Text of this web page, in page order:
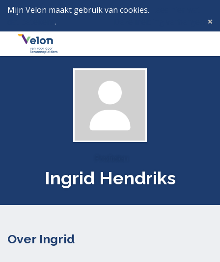
Mijn Velon maakt gebruik van cookies.
.
Menu
Ingrid Hendriks
Over Ingrid